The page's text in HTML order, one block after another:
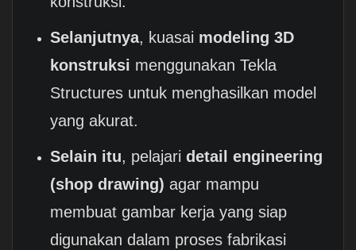
Selanjutnya, kuasai modeling 3D
konstruksi menggunakan Tekla
Structures untuk menghasilkan model
yang akurat.
Selain itu, pelajaridetail engineering
(shop drawing) agar mampu
membuat gambar kerja yang siap
digunakan dalam proses fabrikasi